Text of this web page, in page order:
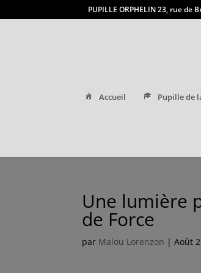
PUPILLE ORPHELIN 23, rue de
Accueil Pupille de
Une lumière
de Force
par Malou Lorenzon |Août